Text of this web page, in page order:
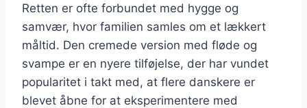
Retten er ofte forbundet med hygge og
samvær, hvor familien samles om et lækkert
måltid. Den cremede version med fløde og
svampe er en nyere tilføjelse, der har vundet
popularitet i takt med, at flere danskere er
blevet åbne for at eksperimentere med